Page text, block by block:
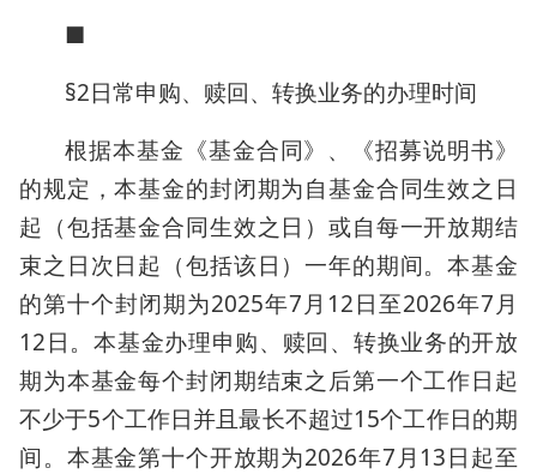
■
§2日常申购、赎回、转换业务的办理时间
根据本基金《基金合同》、《招募说明书》
的规定，本基金的封闭期为自基金合同生效之日
起（包括基金合同生效之日）或自每一开放期结
束之日次日起（包括该日）一年的期间。本基金
的第十个封闭期为2025年7月12日至2026年7月
12日。本基金办理申购、赎回、转换业务的开放
期为本基金每个封闭期结束之后第一个工作日起
不少于5个工作日并且最长不超过15个工作日的期
间。本基金第十个开放期为2026年7月13日起至